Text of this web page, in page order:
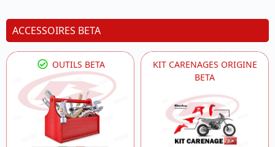
ACCESSOIRES BETA
OUTILS BETA
KIT CARENAGES ORIGINE
BETA